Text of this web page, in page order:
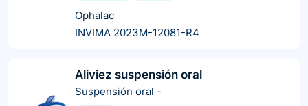
Ophalac
INVIMA 2023M-12081-R4
Aliviez suspensión oral
Suspensión oral -